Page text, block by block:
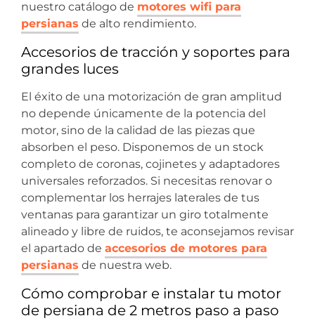
nuestro catálogo de motores wifi para
persianas de alto rendimiento.
Accesorios de tracción y soportes para
grandes luces
El éxito de una motorización de gran amplitud
no depende únicamente de la potencia del
motor, sino de la calidad de las piezas que
absorben el peso. Disponemos de un stock
completo de coronas, cojinetes y adaptadores
universales reforzados. Si necesitas renovar o
complementar los herrajes laterales de tus
ventanas para garantizar un giro totalmente
alineado y libre de ruidos, te aconsejamos revisar
el apartado de accesorios de motores para
persianas de nuestra web.
Cómo comprobar e instalar tu motor
de persiana de 2 metros paso a paso